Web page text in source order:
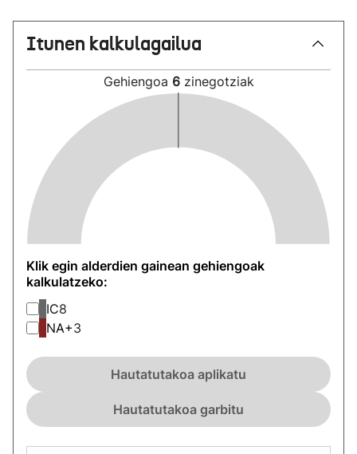
Itunen kalkulagailua
Gehiengoa 6 zinegotziak
Klik egin alderdien gainean gehiengoak
kalkulatzeko:
IC8
NA+3
Hautatutakoa aplikatu
Hautatutakoa garbitu